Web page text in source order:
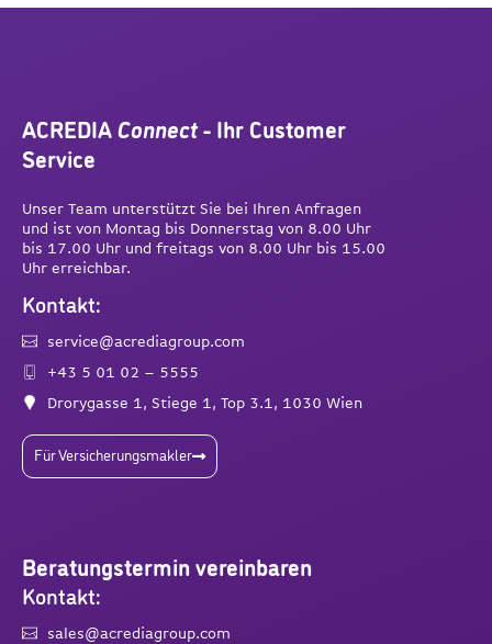
ACREDIA Connect- Ihr Customer
Service
Unser Team unterstützt Sie bei Ihren Anfragen
und ist von Montag bis Donnerstag von 8.00 Uhr
bis 17.00 Uhr und freitags von 8.00 Uhr bis 15.00
Uhr erreichbar.
Kontakt:
service@acrediagroup.com
+43 5 01 02 – 5555
Drorygasse 1, Stiege 1, Top 3.1, 1030 Wien
Für Versicherungsmakler
Beratungstermin vereinbaren
Kontakt:
sales@acrediagroup.com